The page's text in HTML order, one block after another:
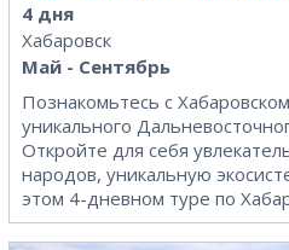
4 дня
Хабаровск
Май - Сентябрь
Познакомьтесь с
уникального
Откройте для себя
народов, уникальную
этом 4-дневном туре по